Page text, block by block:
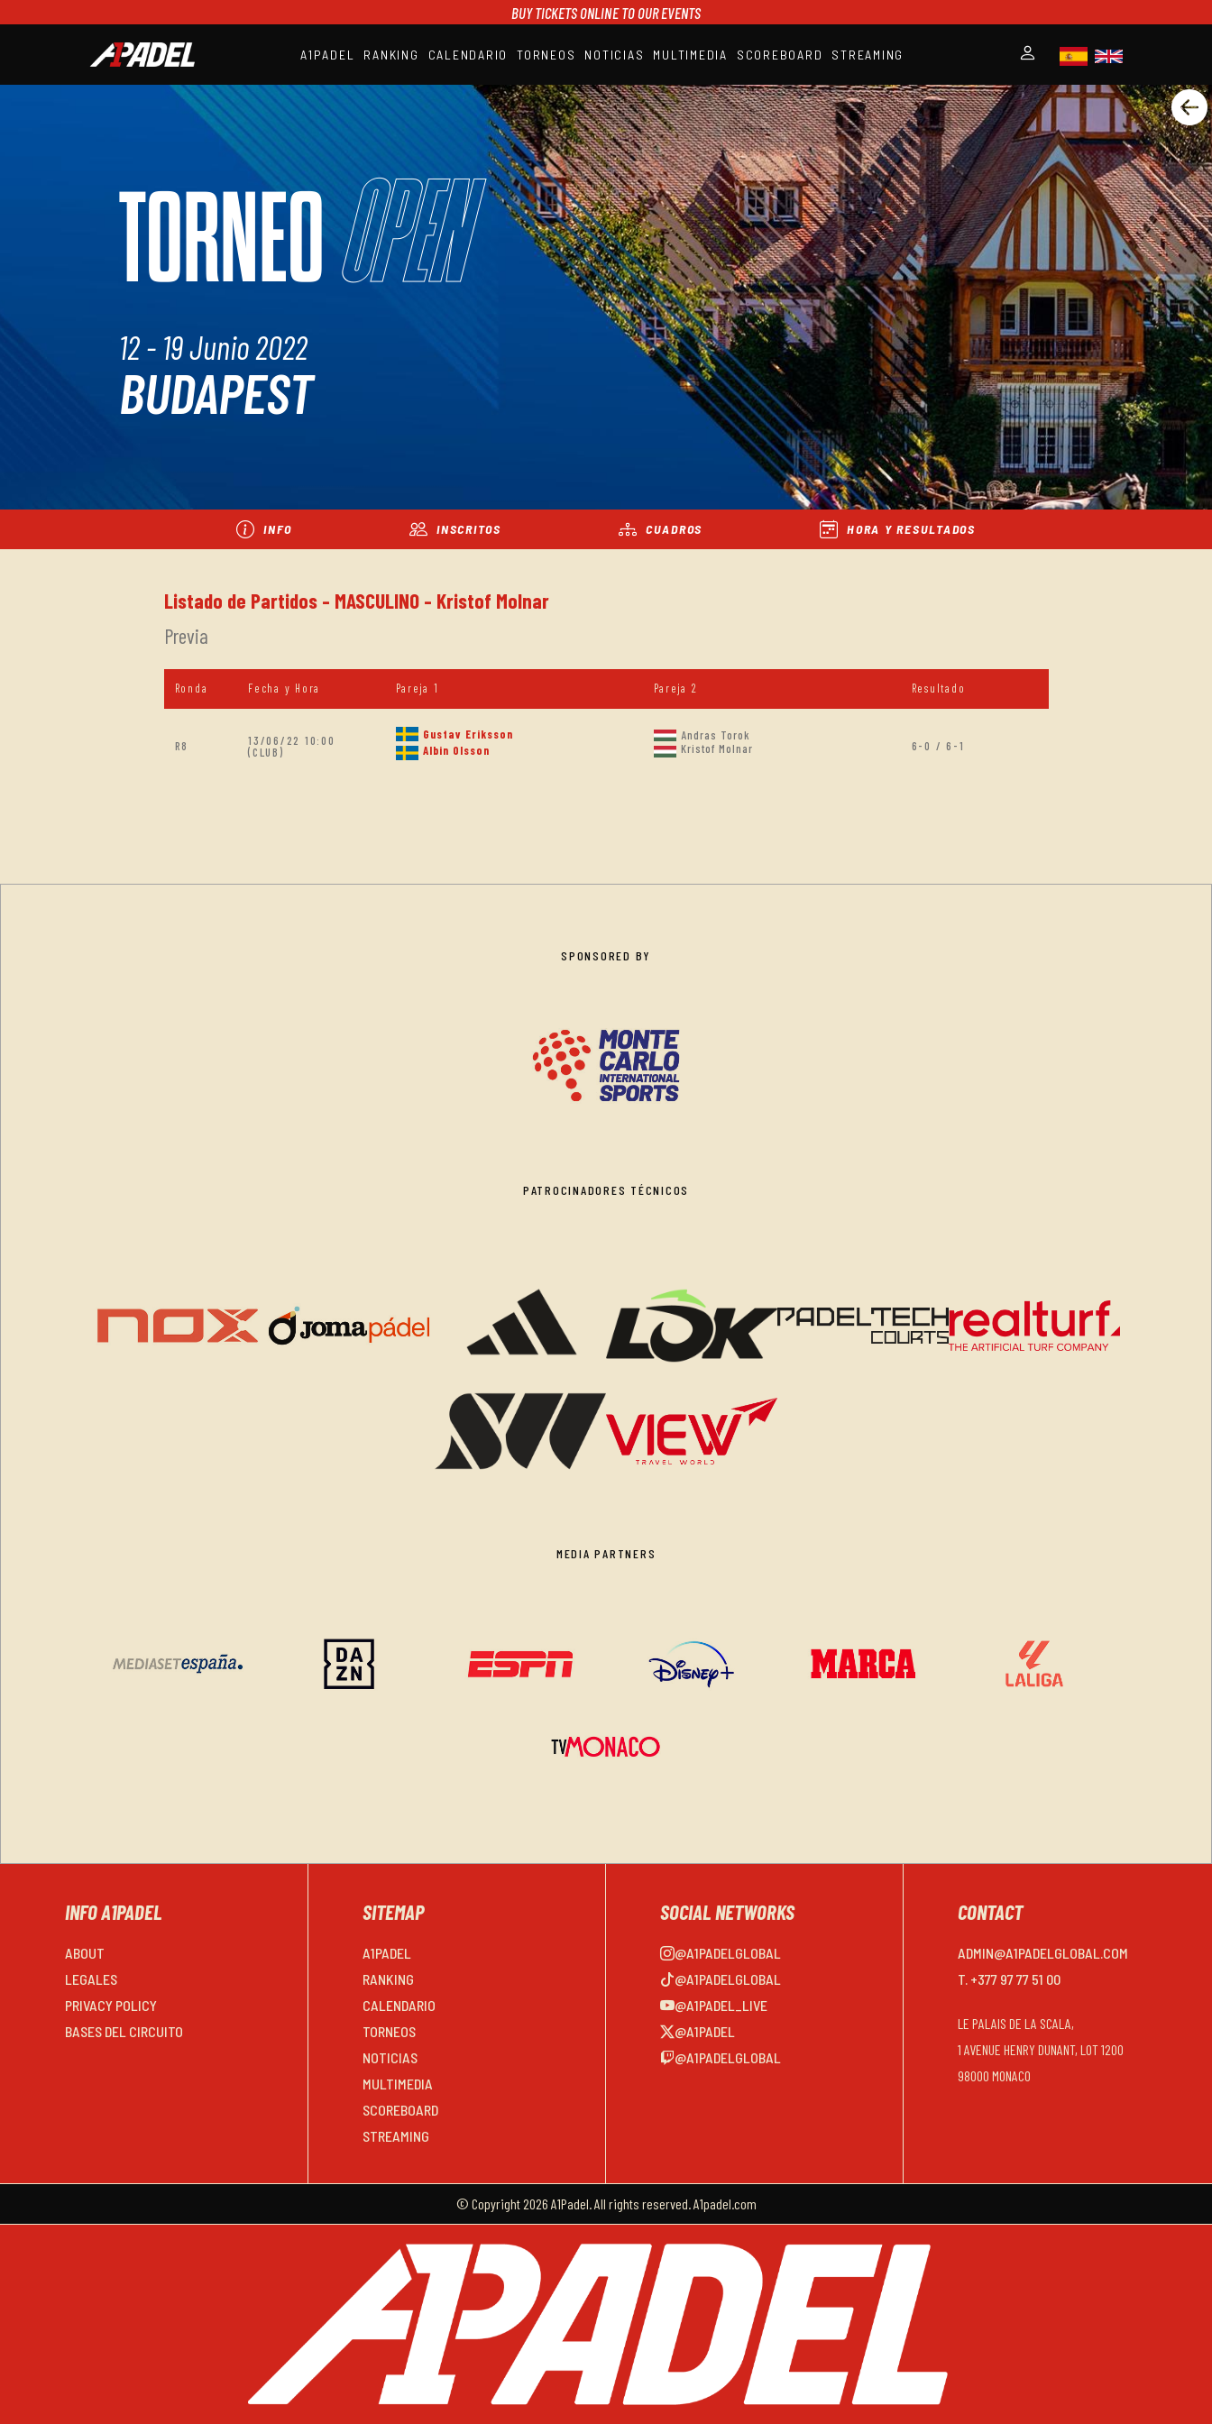
BUY TICKETS ONLINE TO OUR EVENTS
A1PADEL RANKING CALENDARIO TORNEOS NOTICIAS MULTIMEDIA SCOREBOARD STREAMING
A1PADEL
RANKING
CALENDARIO
TORNEOS
NOTICIAS
MULTIMEDIA
SCOREBOARD
STREAMING
TORNEOOpen
12 - 19 Junio 2022
BUDAPEST
INFO INSCRITOS CUADROS HORA Y RESULTADOS
Listado de Partidos - MASCULINO - Kristof Molnar
Previa
Ronda Fecha y Hora Pareja 1 Pareja 2 Resultado
R8
13/06/22 10:00
(CLUB)
Gustav Eriksson
Albin Olsson
Andras Torok
Kristof Molnar
6-0 / 6-1
SPONSORED BY
PATROCINADORES TÉCNICOS
MEDIA PARTNERS
INFO A1PADEL
ABOUT
LEGALES
PRIVACY POLICY
BASES DEL CIRCUITO
SITEMAP
A1PADEL
RANKING
CALENDARIO
TORNEOS
NOTICIAS
MULTIMEDIA
SCOREBOARD
STREAMING
SOCIAL NETWORKS
@A1PADELGLOBAL
@A1PADELGLOBAL
@A1PADEL_LIVE
@A1PADEL
@A1PADELGLOBAL
CONTACT
ADMIN@A1PADELGLOBAL.COM
T. +377 97 77 51 00
LE PALAIS DE LA SCALA,
1 AVENUE HENRY DUNANT, LOT 1200
98000 MONACO
© Copyright 2026 A1Padel. All rights reserved. A1padel.com